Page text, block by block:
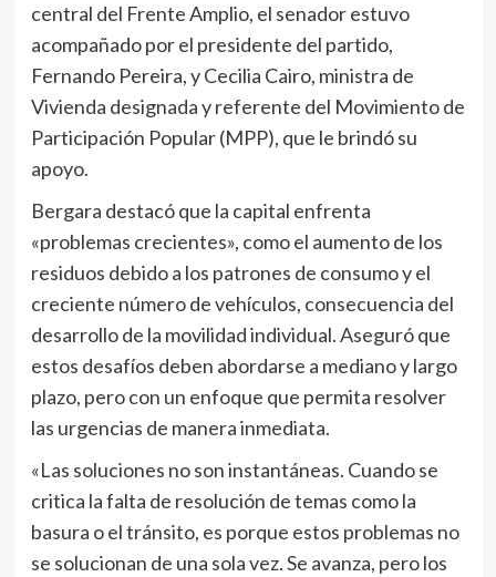
central del Frente Amplio, el senador estuvo
acompañado por el presidente del partido,
Fernando Pereira, y Cecilia Cairo, ministra de
Vivienda designada y referente del Movimiento de
Participación Popular (MPP), que le brindó su
apoyo.
Bergara destacó que la capital enfrenta
«problemas crecientes», como el aumento de los
residuos debido a los patrones de consumo y el
creciente número de vehículos, consecuencia del
desarrollo de la movilidad individual. Aseguró que
estos desafíos deben abordarse a mediano y largo
plazo, pero con un enfoque que permita resolver
las urgencias de manera inmediata.
«Las soluciones no son instantáneas. Cuando se
critica la falta de resolución de temas como la
basura o el tránsito, es porque estos problemas no
se solucionan de una sola vez. Se avanza, pero los